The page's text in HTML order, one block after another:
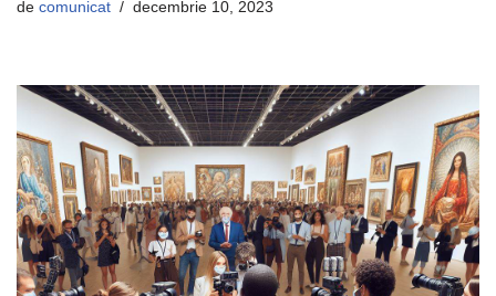
de comunicat decembrie 10, 2023